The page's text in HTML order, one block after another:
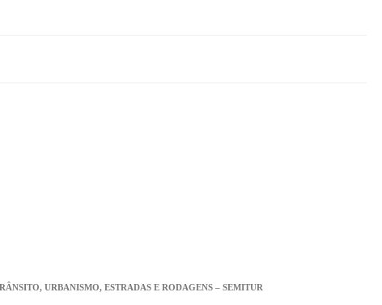
URBANISMO, ESTRADAS E RODAGENS – SEMITUR